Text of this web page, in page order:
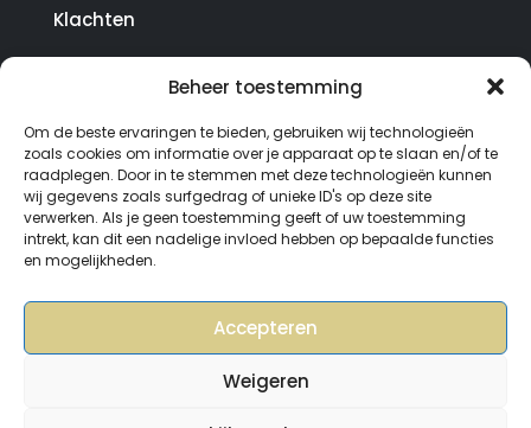
Beheer toestemming
Om de beste ervaringen te bieden, gebruiken wij technologieën
zoals cookies om informatie over je apparaat op te slaan en/of te
raadplegen. Door in te stemmen met deze technologieën kunnen
wij gegevens zoals surfgedrag of unieke ID's op deze site
verwerken. Als je geen toestemming geeft of uw toestemming
intrekt, kan dit een nadelige invloed hebben op bepaalde functies
en mogelijkheden.
Accepteren
Weigeren
Klachten
© Copyright SterrenHosting 2021-2026 - In opdracht
van Lynaly.nl